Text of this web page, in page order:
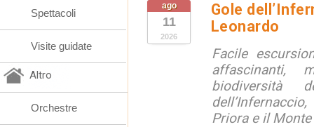
ago
11
2026
Gole
Leonardo
Facile
affascinanti,
biodiversità
Priora e il
Spettacoli
Visite guidate
Altro
Orchestre